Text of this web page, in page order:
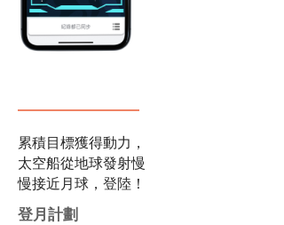
累積目標獲得動力，
太空船從地球發射慢
慢接近月球，登陸！
登月計劃